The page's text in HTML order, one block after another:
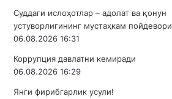
Суддаги ислоҳотлар – адолат ва қонун
устуворлигининг мустаҳкам пойдевори
06.08.2026 16:31
Коррупция давлатни кемиради
06.08.2026 16:29
Янги фирибгарлик усули!